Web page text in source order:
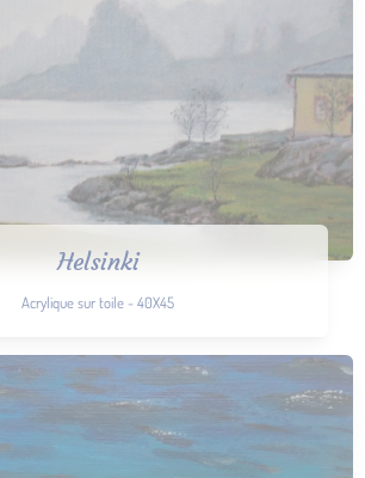
Helsinki
Acrylique sur toile - 40X45